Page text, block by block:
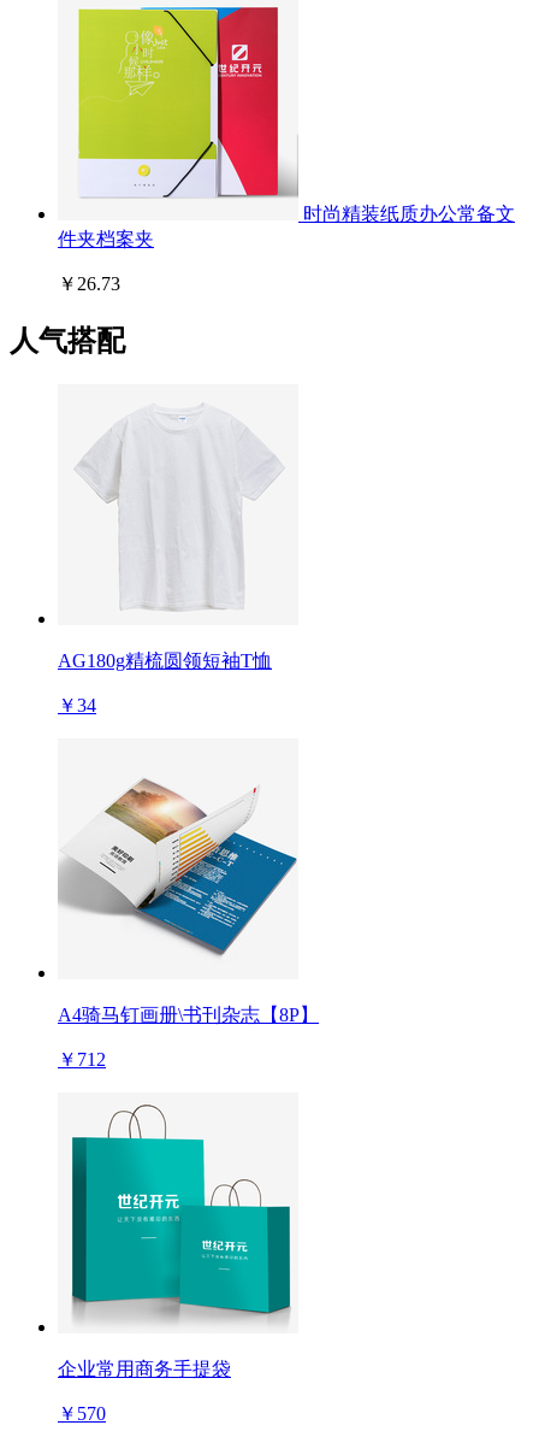
时尚精装纸质办公常备文
件夹档案夹
￥26.73
人气搭配
AG180g精梳圆领短袖T恤
￥34
A4骑马钉画册\书刊杂志【8P】
￥712
企业常用商务手提袋
￥570